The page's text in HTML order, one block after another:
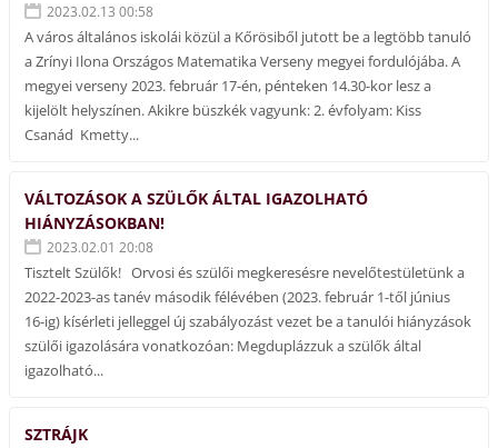
2023.02.13 00:58
A város általános iskolái közül a Kőrösiből jutott be a legtöbb tanuló
a Zrínyi Ilona Országos Matematika Verseny megyei fordulójába. A
megyei verseny 2023. február 17-én, pénteken 14.30-kor lesz a
kijelölt helyszínen. Akikre büszkék vagyunk: 2. évfolyam: Kiss
Csanád Kmetty...
VÁLTOZÁSOK A SZÜLŐK ÁLTAL IGAZOLHATÓ
HIÁNYZÁSOKBAN!
2023.02.01 20:08
Tisztelt Szülők! Orvosi és szülői megkeresésre nevelőtestületünk a
2022-2023-as tanév második félévében (2023. február 1-től június
16-ig) kísérleti jelleggel új szabályozást vezet be a tanulói hiányzások
szülői igazolására vonatkozóan: Megduplázzuk a szülők által
igazolható...
SZTRÁJK